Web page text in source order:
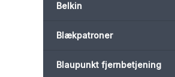
Belkin
Blækpatroner
Blaupunkt fjernbetjening